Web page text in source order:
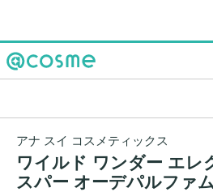
アナ スイ コスメティックス
ワイルド ワンダー エレ
スパー オーデパルファム